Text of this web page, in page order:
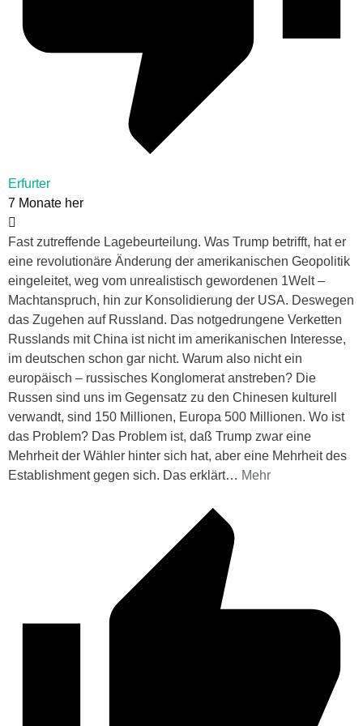
Erfurter
7 Monate her
Fast zutreffende Lagebeurteilung. Was Trump betrifft, hat er
eine revolutionäre Änderung der amerikanischen Geopolitik
eingeleitet, weg vom unrealistisch gewordenen 1Welt –
Machtanspruch, hin zur Konsolidierung der USA. Deswegen
das Zugehen auf Russland. Das notgedrungene Verketten
Russlands mit China ist nicht im amerikanischen Interesse,
im deutschen schon gar nicht. Warum also nicht ein
europäisch – russisches Konglomerat anstreben? Die
Russen sind uns im Gegensatz zu den Chinesen kulturell
verwandt, sind 150 Millionen, Europa 500 Millionen. Wo ist
das Problem? Das Problem ist, daß Trump zwar eine
Mehrheit der Wähler hinter sich hat, aber eine Mehrheit des
Establishment gegen sich. Das erklärt… Mehr